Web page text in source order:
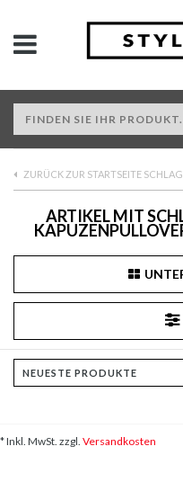
ZURÜCK ZUR STARTSEITE
ARTIKEL MIT
* Inkl. MwSt. zzgl. Versandkosten